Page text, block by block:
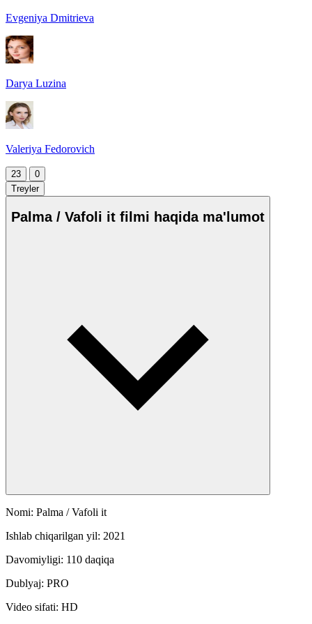
Evgeniya Dmitrieva
Darya Luzina
Valeriya Fedorovich
23
0
Treyler
Palma / Vafoli it filmi haqida ma'lumot
Nomi: Palma / Vafoli it
Ishlab chiqarilgan yil: 2021
Davomiyligi: 110 daqiqa
Dublyaj: PRO
Video sifati: HD